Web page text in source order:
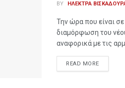
BY ΗΛΕΚΤΡΑ
Την ώρα που είναι
διαμόρφωση του
αναφορικά με τις
READ MORE